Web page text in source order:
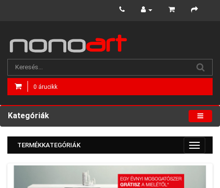
0 árucikk
Kategóriák
TERMÉKKATEGÓRIÁK